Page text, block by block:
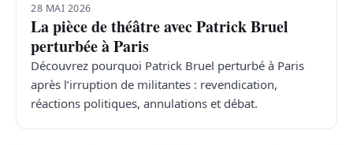
POLITIQUE
SPORT
CULTURE
28 MAI 2026
La pièce de théâtre avec Patrick Bruel
perturbée à Paris
Découvrez pourquoi Patrick Bruel perturbé à Paris
après l’irruption de militantes : revendication,
réactions politiques, annulations et débat.